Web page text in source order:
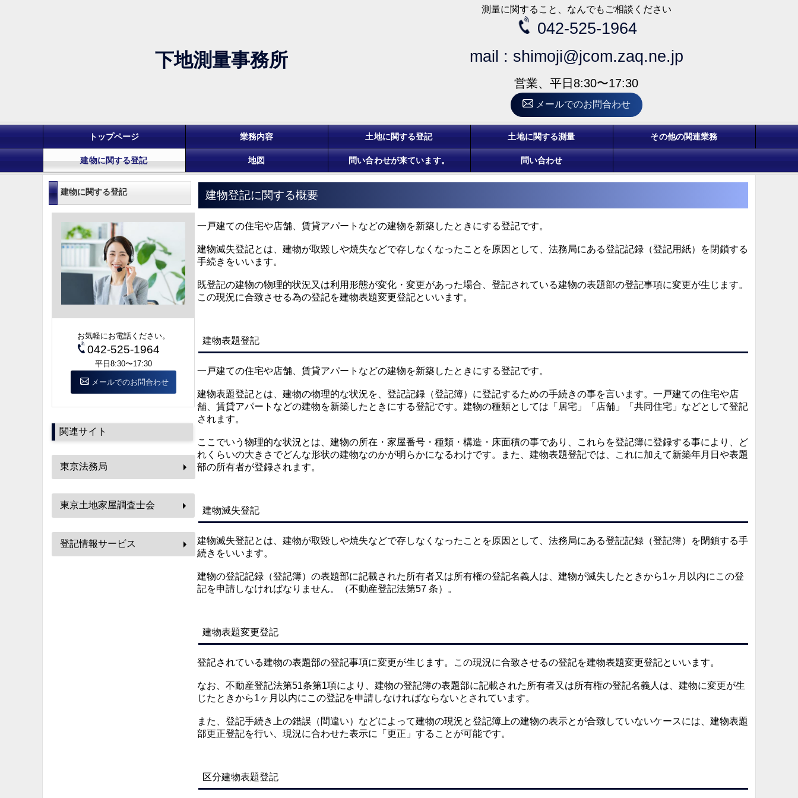
下地測量事務所
測量に関すること、なんでもご相談ください
042-525-1964
mail : shimoji@jcom.zaq.ne.jp
営業、平日8:30〜17:30
メールでのお問合わせ
トップページ 業務内容 土地に関する登記 土地に関する測量 その他の関連業務
建物に関する登記 地図 問い合わせが来ています。 問い合わせ
建物に関する登記
お気軽にお電話ください。
042-525-1964
平日8:30〜17:30
メールでのお問合わせ
関連サイト
東京法務局
東京土地家屋調査士会
登記情報サービス
建物登記に関する概要
一戸建ての住宅や店舗、賃貸アパートなどの建物を新築したときにする登記です。
建物滅失登記とは、建物が取毀しや焼失などで存しなくなったことを原因として、法務局にある登記記録（登記用紙）を閉鎖する
手続きをいいます。
既登記の建物の物理的状況又は利用形態が変化・変更があった場合、登記されている建物の表題部の登記事項に変更が生じます。
この現況に合致させる為の登記を建物表題変更登記といいます。
建物表題登記
一戸建ての住宅や店舗、賃貸アパートなどの建物を新築したときにする登記です。
建物表題登記とは、建物の物理的な状況を、登記記録（登記簿）に登記するための手続きの事を言います。一戸建ての住宅や店
舗、賃貸アパートなどの建物を新築したときにする登記です。建物の種類としては「居宅」「店舗」「共同住宅」などとして登記
されます。
ここでいう物理的な状況とは、建物の所在・家屋番号・種類・構造・床面積の事であり、これらを登記簿に登録する事により、ど
れくらいの大きさでどんな形状の建物なのかが明らかになるわけです。また、建物表題登記では、これに加えて新築年月日や表題
部の所有者が登録されます。
建物滅失登記
建物滅失登記とは、建物が取毀しや焼失などで存しなくなったことを原因として、法務局にある登記記録（登記簿）を閉鎖する手
続きをいいます。
建物の登記記録（登記簿）の表題部に記載された所有者又は所有権の登記名義人は、建物が滅失したときから1ヶ月以内にこの登
記を申請しなければなりません。（不動産登記法第57 条）。
建物表題変更登記
登記されている建物の表題部の登記事項に変更が生じます。この現況に合致させるの登記を建物表題変更登記といいます。
なお、不動産登記法第51条第1項により、建物の登記簿の表題部に記載された所有者又は所有権の登記名義人は、建物に変更が生
じたときから1ヶ月以内にこの登記を申請しなければならないとされています。
また、登記手続き上の錯誤（間違い）などによって建物の現況と登記簿上の建物の表示とが合致していないケースには、建物表題
部更正登記を行い、現況に合わせた表示に「更正」することが可能です。
区分建物表題登記